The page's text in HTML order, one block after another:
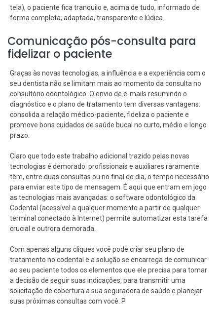
tela), o paciente fica tranquilo e, acima de tudo, informado de
forma completa, adaptada, transparente e lúdica.
Comunicação pós-consulta para
fidelizar o paciente
Graças às novas tecnologias, a influência e a experiência com o
seu dentista não se limitam mais ao momento da consulta no
consultório odontológico. O envio de e-mails resumindo o
diagnóstico e o plano de tratamento tem diversas vantagens:
consolida a relação médico-paciente, fideliza o paciente e
promove bons cuidados de saúde bucal no curto, médio e longo
prazo.
Claro que todo este trabalho adicional trazido pelas novas
tecnologias é demorado: profissionais e auxiliares raramente
têm, entre duas consultas ou no final do dia, o tempo necessário
para enviar este tipo de mensagem. É aqui que entram em jogo
as tecnologias mais avançadas: o software odontológico da
Codental (acessível a qualquer momento a partir de qualquer
terminal conectado à Internet) permite automatizar esta tarefa
crucial e outrora demorada.
Com apenas alguns cliques você pode criar seu plano de
tratamento no codental e a solução se encarrega de comunicar
ao seu paciente todos os elementos que ele precisa para tomar
a decisão de seguir suas indicações, para transmitir uma
solicitação de cobertura a sua seguradora de saúde e planejar
suas próximas consultas com você. P